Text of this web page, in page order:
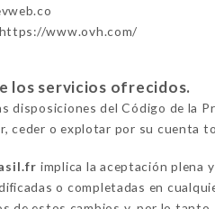
https://www.ovh.com/
los servicios ofrecidos.
del Código de la
ceder o explotar por su cuenta
implica la aceptación plena
o completadas en